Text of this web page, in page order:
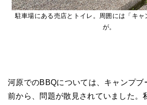
駐車場にある売店とトイレ。周囲には「キ
が。
河原でのBBQについては、キャンプブ
前から、問題が散見されていました。